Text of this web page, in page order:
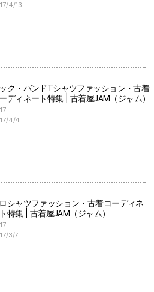
4/13
ク・バンドTシャツファッション・古着
ディネート特集 | 古着屋JAM（ジャム）
4/4
シャツファッション・古着コーディネ
特集 | 古着屋JAM（ジャム）
3/7